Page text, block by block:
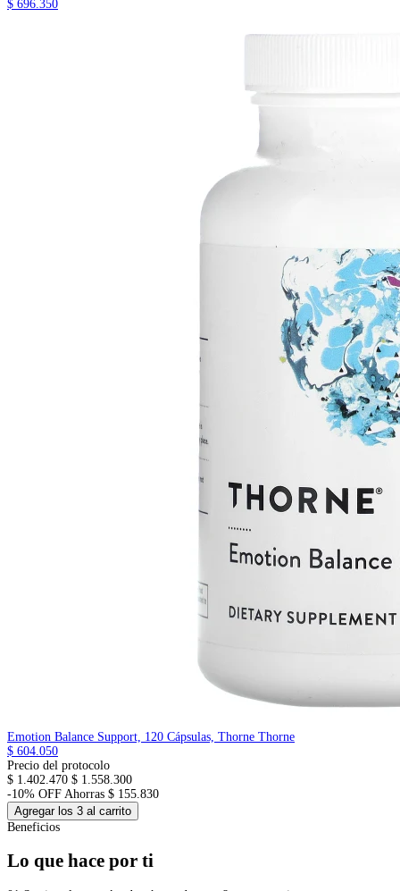
$ 696.350
Emotion Balance Support, 120 Cápsulas, Thorne Thorne
$ 604.050
Precio del protocolo
$ 1.402.470 $ 1.558.300
-10% OFF Ahorras $ 155.830
Agregar los 3 al carrito
Beneficios
Lo que hace por ti